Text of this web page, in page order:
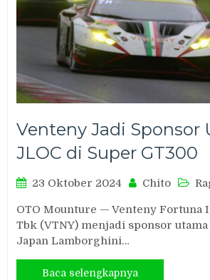
Venteny Jadi Sponsor
JLOC di Super GT300
23 Oktober 2024 Chito
OTO Mounture — Venteny Fortuna
Tbk (VTNY) menjadi sponsor
Japan Lamborghini…
Baca selengkapnya